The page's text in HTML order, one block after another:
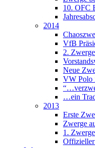
10. OFC
2014
VfB
2.
Neue
VW Polo
…ein
2013
Erste
Zwerge
1.